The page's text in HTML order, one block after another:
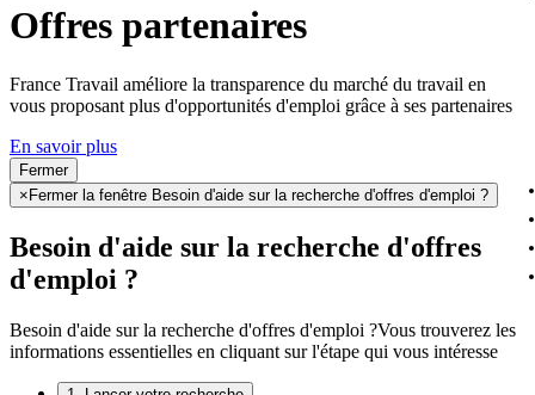
Offres partenaires
France Travail améliore la transparence du marché du travail en
vous proposant plus d'opportunités d'emploi grâce à ses partenaires
En savoir plus
Fermer
× Fermer la fenêtre Besoin d'aide sur la recherche d'offres d'emploi ?
Besoin d'aide sur la recherche d'offres
d'emploi ?
Besoin d'aide sur la recherche d'offres d'emploi ?Vous trouverez les
informations essentielles en cliquant sur l'étape qui vous intéresse